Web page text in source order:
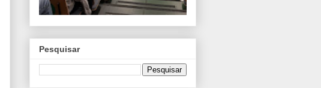
Pesquisar